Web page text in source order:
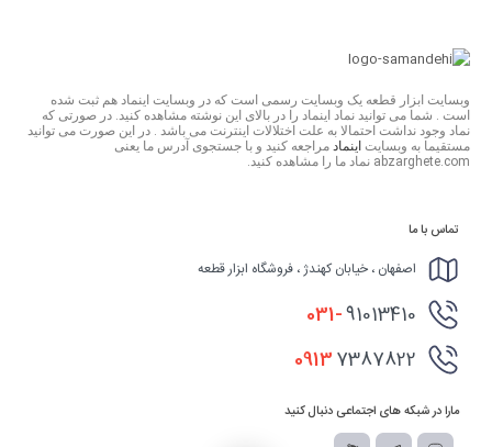
وبسایت ابزار قطعه یک وبسایت رسمی است که در وبسایت اینماد هم ثبت شده
است . شما می توانید نماد اینماد را در بالای این نوشته مشاهده کنید. در صورتی که
نماد وجود نداشت احتمالا به علت اختلالات اینترنت می باشد . در این صورت می توانید
مستقیما به وبسایت اینماد مراجعه کنید و با جستجوی آدرس ما یعنی
abzarghete.com نماد ما را مشاهده کنید.
تماس با ما
اصفهان ، خیابان کهندژ ، فروشگاه ابزار قطعه
031-91013410
09137387822
مارا در شبکه های اجتماعی دنبال کنید